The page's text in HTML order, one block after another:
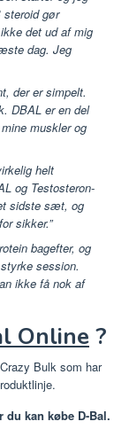
gør
det ud af mig
dag. Jeg
der er simpelt.
DBAL er en del
muskler og
helt
og Testosteron-
sidste sæt, og
sikker.”
bagefter, og
session.
ikke få nok af
Online?
Bulk som har
du kan købe D-Bal.